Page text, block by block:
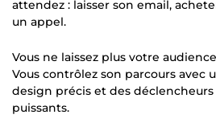
attendez : laisser son email,
un appel.
Vous ne laissez plus votre
Vous contrôlez son parcours avec
design précis et des
puissants.